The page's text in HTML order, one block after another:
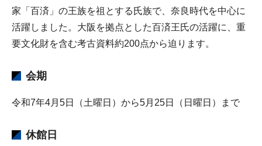
家「百済」の王族を祖とする氏族で、奈良時代を中心に
活躍しました。大阪を拠点とした百済王氏の活躍に、重
要文化財を含む考古資料約200点から迫ります。
会期
令和7年4月5日（土曜日）から5月25日（日曜日）まで
休館日